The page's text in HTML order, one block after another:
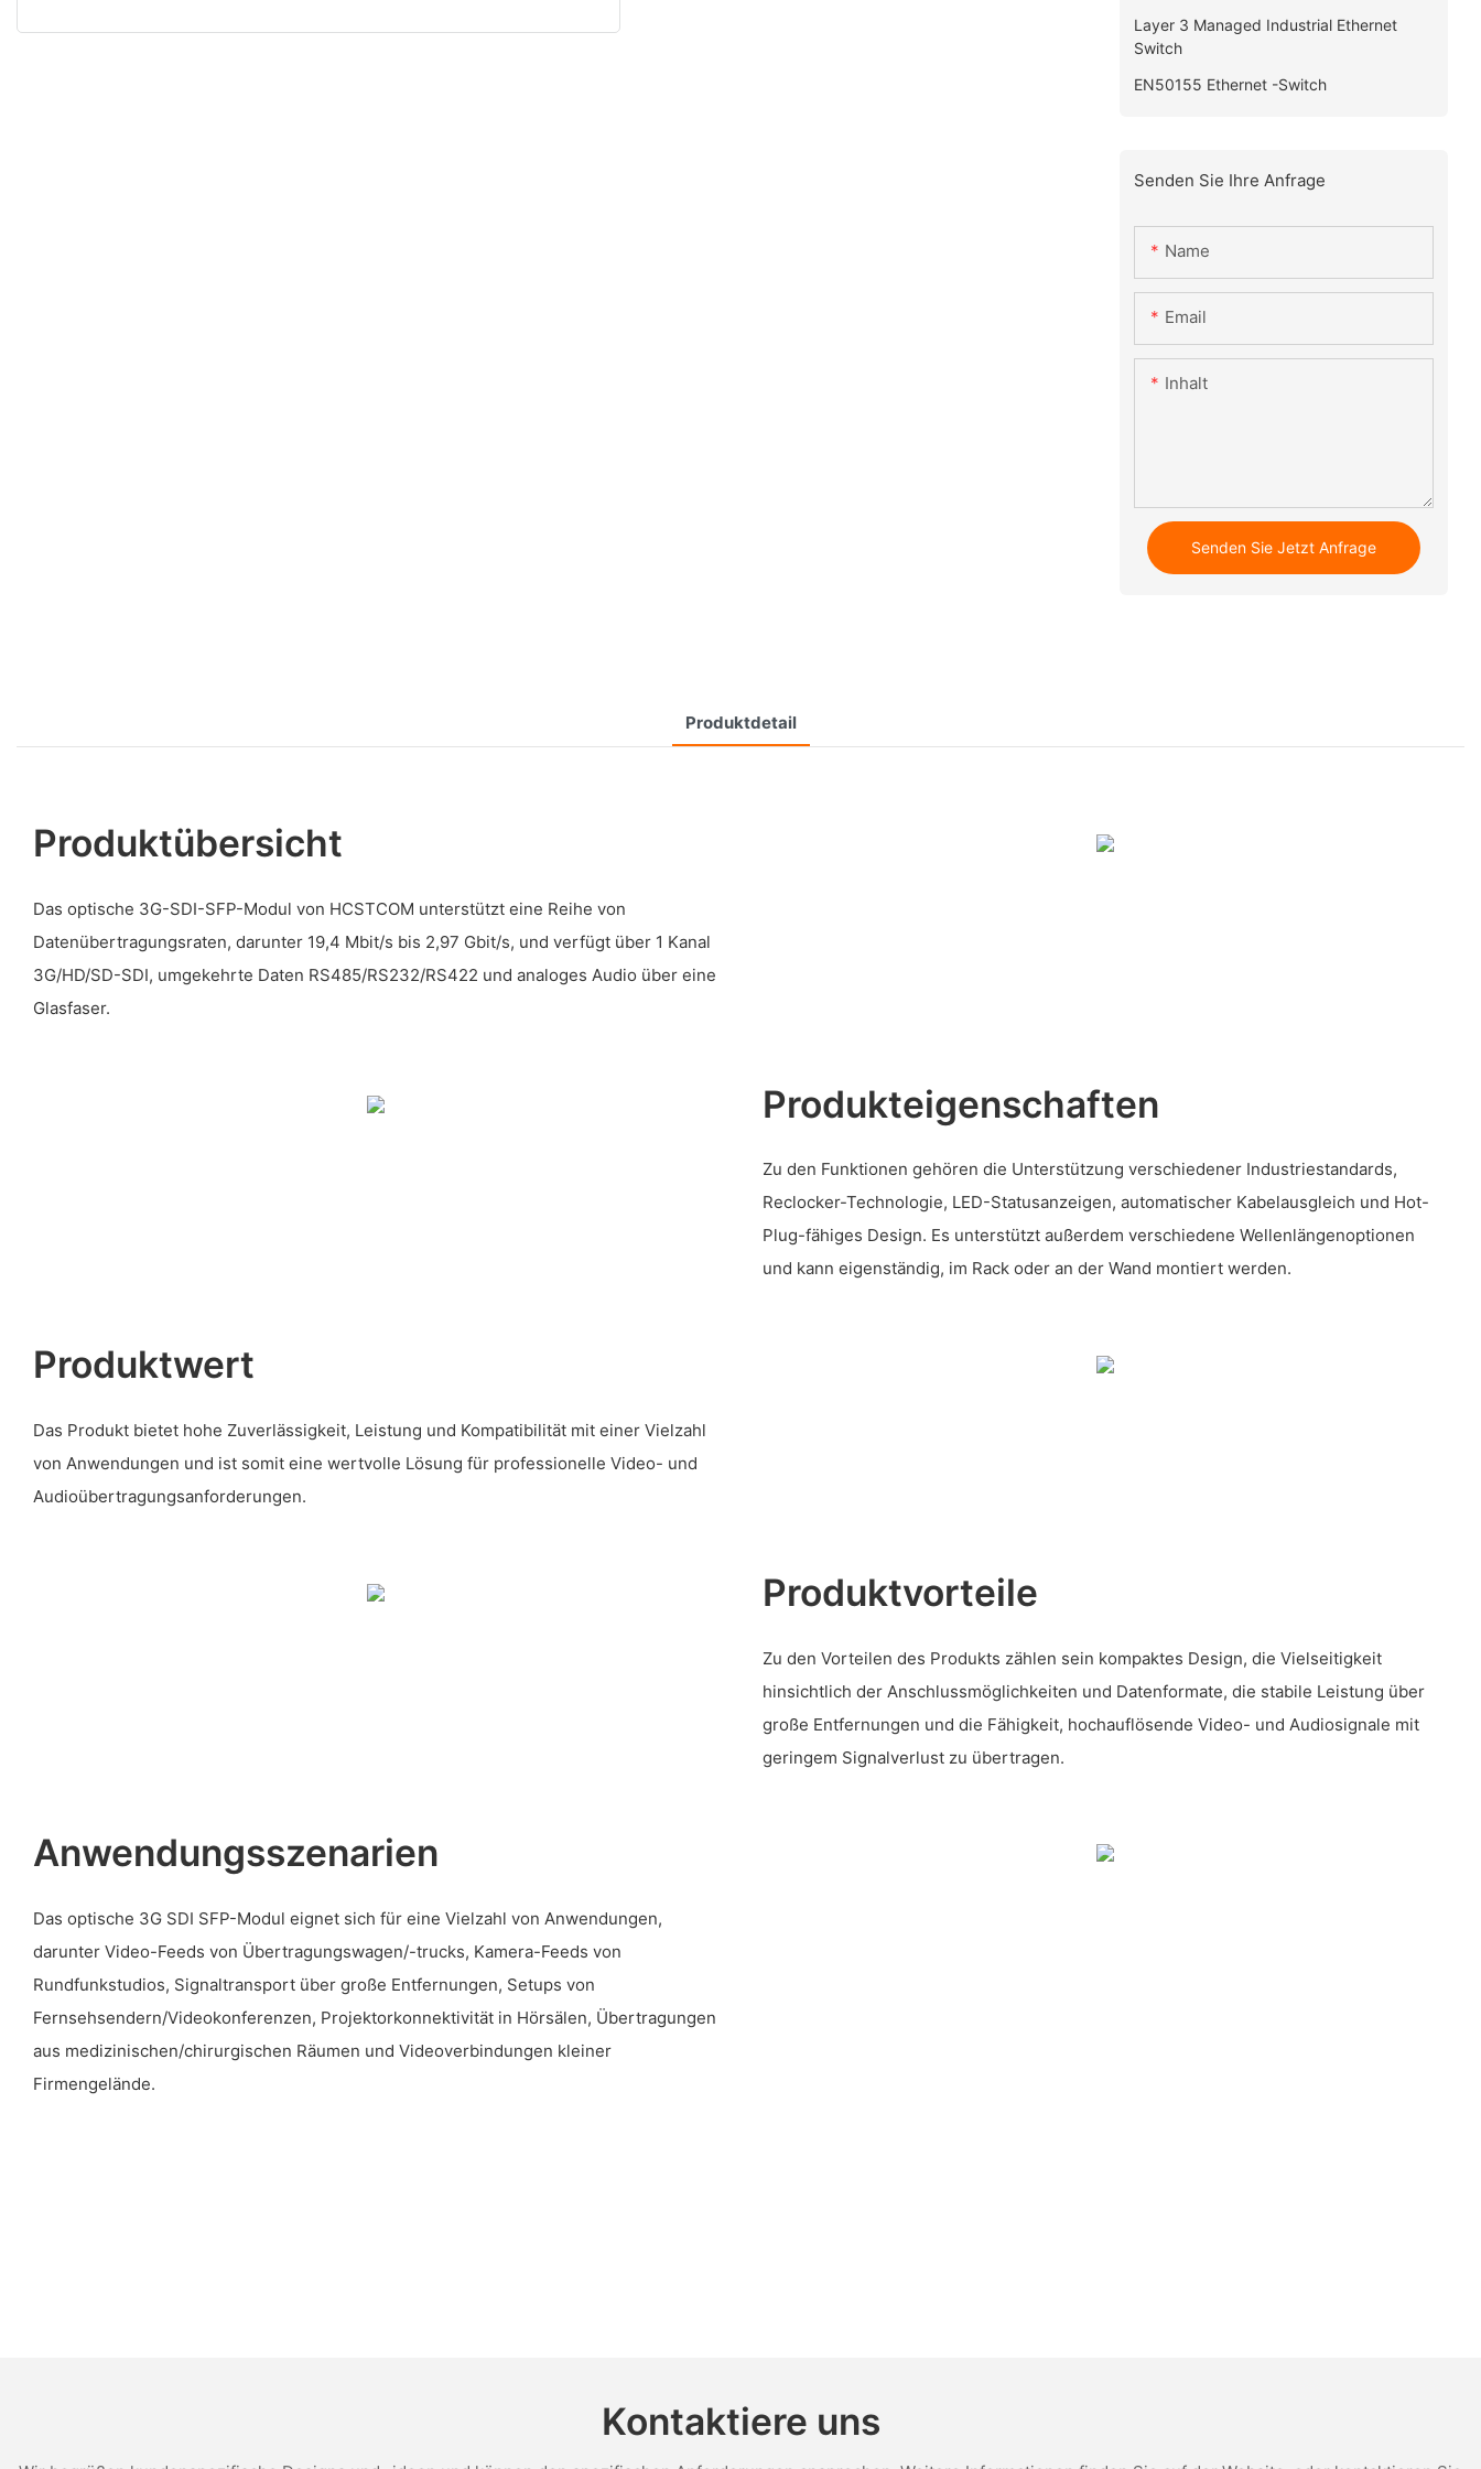
Layer 3 Managed Industrial Ethernet
Switch
EN50155 Ethernet -Switch
Senden Sie Ihre Anfrage
Name
Email
Inhalt
Senden Sie Jetzt Anfrage
Produktdetail
Produktübersicht
Das optische 3G-SDI-SFP-Modul von HCSTCOM unterstützt eine Reihe von
Datenübertragungsraten, darunter 19,4 Mbit/s bis 2,97 Gbit/s, und verfügt über 1 Kanal
3G/HD/SD-SDI, umgekehrte Daten RS485/RS232/RS422 und analoges Audio über eine
Glasfaser.
Produkteigenschaften
Zu den Funktionen gehören die Unterstützung verschiedener Industriestandards,
Reclocker-Technologie, LED-Statusanzeigen, automatischer Kabelausgleich und Hot-
Plug-fähiges Design. Es unterstützt außerdem verschiedene Wellenlängenoptionen
und kann eigenständig, im Rack oder an der Wand montiert werden.
Produktwert
Das Produkt bietet hohe Zuverlässigkeit, Leistung und Kompatibilität mit einer Vielzahl
von Anwendungen und ist somit eine wertvolle Lösung für professionelle Video- und
Audioübertragungsanforderungen.
Produktvorteile
Zu den Vorteilen des Produkts zählen sein kompaktes Design, die Vielseitigkeit
hinsichtlich der Anschlussmöglichkeiten und Datenformate, die stabile Leistung über
große Entfernungen und die Fähigkeit, hochauflösende Video- und Audiosignale mit
geringem Signalverlust zu übertragen.
Anwendungsszenarien
Das optische 3G SDI SFP-Modul eignet sich für eine Vielzahl von Anwendungen,
darunter Video-Feeds von Übertragungswagen/-trucks, Kamera-Feeds von
Rundfunkstudios, Signaltransport über große Entfernungen, Setups von
Fernsehsendern/Videokonferenzen, Projektorkonnektivität in Hörsälen, Übertragungen
aus medizinischen/chirurgischen Räumen und Videoverbindungen kleiner
Firmengelände.
Kontaktiere uns